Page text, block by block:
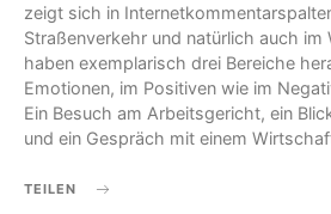
zeigt sich in
Straßenverkehr und natürlich auch
haben exemplarisch drei Bereiche
Emotionen, im Positiven wie im
Ein Besuch am Arbeitsgericht, ein
und ein Gespräch mit einem
TEILEN